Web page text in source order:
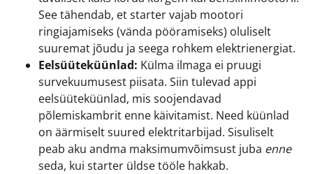
See tähendab, et starter vajab mootori
ringiajamiseks (vända pööramiseks) oluliselt
suuremat jõudu ja seega rohkem elektrienergiat.
Eelsüüteküünlad: Külma ilmaga ei pruugi
survekuumusest piisata. Siin tulevad appi
eelsüüteküünlad, mis soojendavad
põlemiskambrit enne käivitamist. Need küünlad
on äärmiselt suured elektritarbijad. Sisuliselt
peab aku andma maksimumvõimsust juba enne
seda, kui starter üldse tööle hakkab.